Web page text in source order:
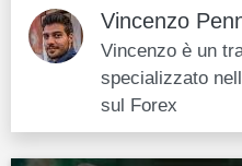
Vincenzo
Vincenzo è un
specializzato
sul Forex